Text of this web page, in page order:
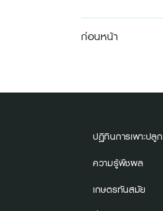
ก่อนหน้า
ปฏิทินการเพาะปลูก
ความรู้พืชผล
เกษตรทันสมัย